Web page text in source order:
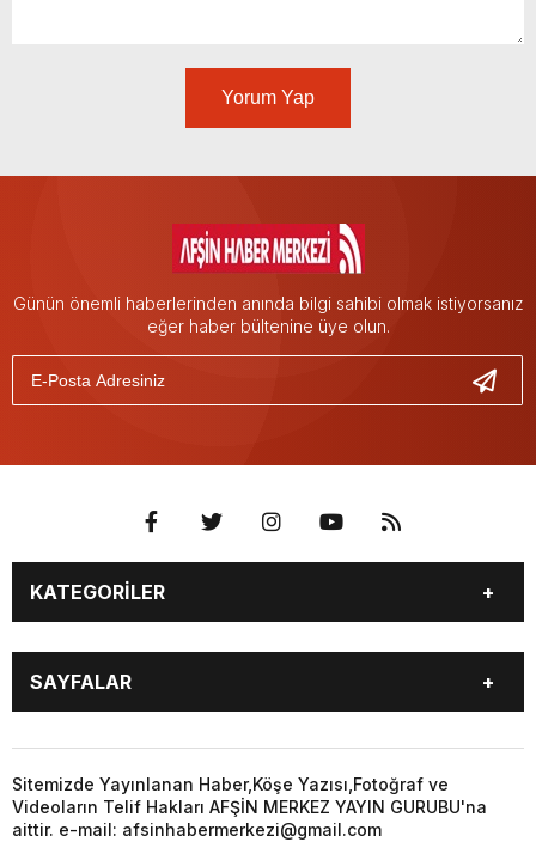
Yorum Yap
Günün önemli haberlerinden anında bilgi sahibi olmak istiyorsanız
eğer haber bültenine üye olun.
KATEGORİLER
EĞİTİM
EKONOMİ
GÜNCEL
KÜNYE
…
3. SAYFA
KÜLTÜR
SAYFALAR
GÜNCEL
ÖZEL HABER
SİYASET
YEREL HABERLER
KÜNYE
…
Sitemizde Yayınlanan Haber,Köşe Yazısı,Fotoğraf ve
Videoların Telif Hakları AFŞİN MERKEZ YAYIN GURUBU'na
aittir. e-mail: afsinhabermerkezi@gmail.com